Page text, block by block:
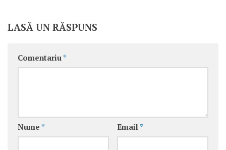
LASĂ UN RĂSPUNS
Comentariu *
Nume * Email *